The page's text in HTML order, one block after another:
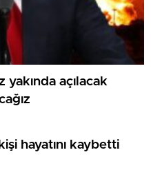
açılacak
hayatını kaybetti